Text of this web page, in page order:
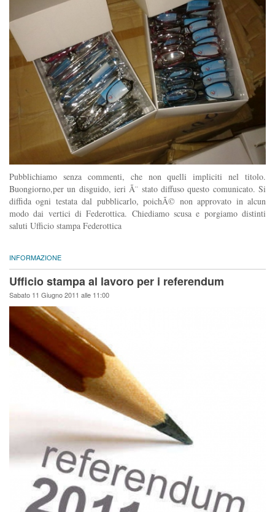
Pubblichiamo senza commenti, che non quelli impliciti nel titolo.
Buongiorno,per un disguido, ieri Ã¨ stato diffuso questo comunicato. Si
diffida ogni testata dal pubblicarlo, poichÃ© non approvato in alcun
modo dai vertici di Federottica. Chiediamo scusa e porgiamo distinti
saluti Ufficio stampa Federottica
INFORMAZIONE
Ufficio stampa al lavoro per i referendum
Sabato 11 Giugno 2011 alle 11:00